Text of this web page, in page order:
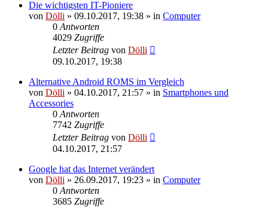
Die wichtigsten IT-Pioniere
von Dölli » 09.10.2017, 19:38 » in Computer
0 Antworten
4029 Zugriffe
Letzter Beitrag von Dölli
09.10.2017, 19:38
Alternative Android ROMS im Vergleich
von Dölli » 04.10.2017, 21:57 » in Smartphones und
Accessories
0 Antworten
7742 Zugriffe
Letzter Beitrag von Dölli
04.10.2017, 21:57
Google hat das Internet verändert
von Dölli » 26.09.2017, 19:23 » in Computer
0 Antworten
3685 Zugriffe